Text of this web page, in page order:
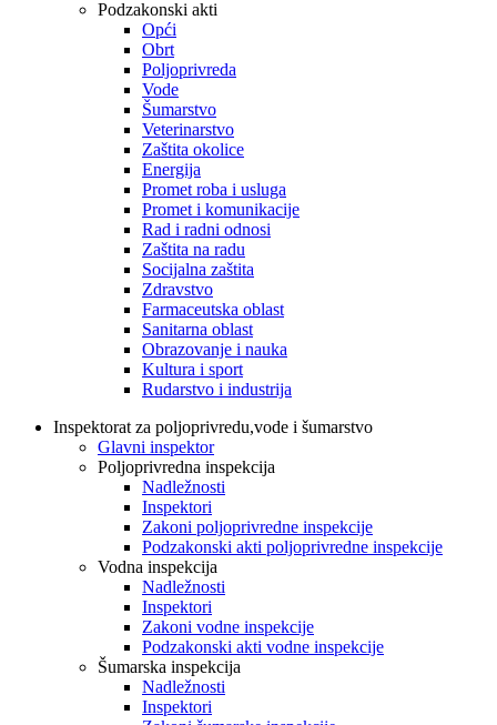
Podzakonski akti
Opći
Obrt
Poljoprivreda
Vode
Šumarstvo
Veterinarstvo
Zaštita okolice
Energija
Promet roba i usluga
Promet i komunikacije
Rad i radni odnosi
Zaštita na radu
Socijalna zaštita
Zdravstvo
Farmaceutska oblast
Sanitarna oblast
Obrazovanje i nauka
Kultura i sport
Rudarstvo i industrija
Inspektorat za poljoprivredu,vode i šumarstvo
Glavni inspektor
Poljoprivredna inspekcija
Nadležnosti
Inspektori
Zakoni poljoprivredne inspekcije
Podzakonski akti poljoprivredne inspekcije
Vodna inspekcija
Nadležnosti
Inspektori
Zakoni vodne inspekcije
Podzakonski akti vodne inspekcije
Šumarska inspekcija
Nadležnosti
Inspektori